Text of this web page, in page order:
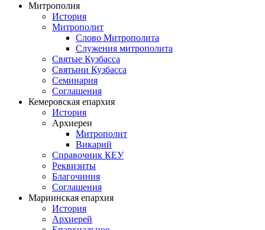
Митрополия
История
Митрополит
Слово Митрополита
Служения митрополита
Святые Кузбасса
Святыни Кузбасса
Семинария
Соглашения
Кемеровская епархия
История
Архиереи
Митрополит
Викарий
Справочник КЕУ
Реквизиты
Благочиния
Соглашения
Мариинская епархия
История
Архиерей